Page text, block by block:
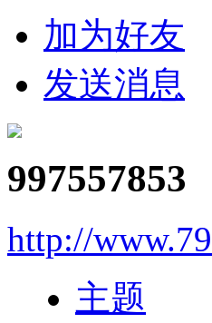
加为好友
发送消息
997557853
http://
主题